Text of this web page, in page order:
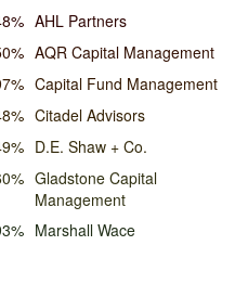
AHL Partners
AQR Capital Management
Capital Fund Management
Citadel Advisors
D.E. Shaw + Co.
Gladstone Capital
Management
Marshall Wace